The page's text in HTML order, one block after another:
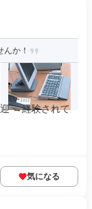
か！
→経験されて
気になる